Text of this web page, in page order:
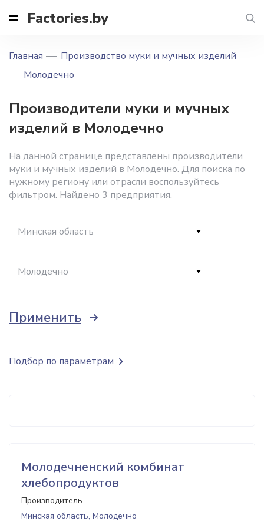
Factories.by
Главная
Производство муки и мучных изделий
Молодечно
Производители муки и мучных
изделий в Молодечно
На данной странице представлены производители
муки и мучных изделий в Молодечно. Для поиска по
нужному региону или отрасли воспользуйтесь
фильтром. Найдено 3 предприятия.
Минская область
Молодечно
Применить
Молодечненский комбинат
хлебопродуктов
Производитель
Минская область, Молодечно
Подбор по параметрам